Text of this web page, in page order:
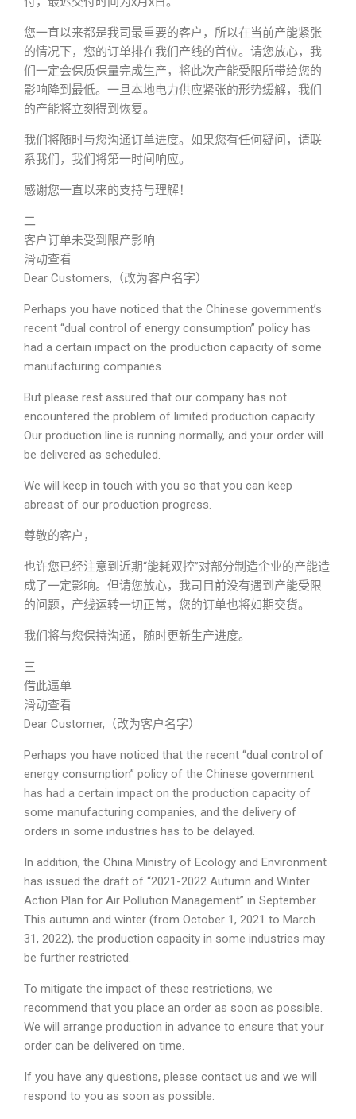
您一直以来都是我司最重要的客户，所以在当前产能紧张
的情况下，您的订单排在我们产线的首位。请您放心，我
们一定会保质保量完成生产，将此次产能受限所带给您的
影响降到最低。一旦本地电力供应紧张的形势缓解，我们
的产能将立刻得到恢复。
我们将随时与您沟通订单进度。如果您有任何疑问，请联
系我们，我们将第一时间响应。
感谢您一直以来的支持与理解！
二
客户订单未受到限产影响
滑动查看
Dear Customers,（改为客户名字）
Perhaps you have noticed that the Chinese government’s
recent “dual control of energy consumption” policy has
had a certain impact on the production capacity of some
manufacturing companies.
But please rest assured that our company has not
encountered the problem of limited production capacity.
Our production line is running normally, and your order will
be delivered as scheduled.
We will keep in touch with you so that you can keep
abreast of our production progress.
尊敬的客户，
也许您已经注意到近期“能耗双控”对部分制造企业的产能造
成了一定影响。但请您放心，我司目前没有遇到产能受限
的问题，产线运转一切正常，您的订单也将如期交货。
我们将与您保持沟通，随时更新生产进度。
三
借此逼单
滑动查看
Dear Customer,（改为客户名字）
Perhaps you have noticed that the recent “dual control of
energy consumption” policy of the Chinese government
has had a certain impact on the production capacity of
some manufacturing companies, and the delivery of
orders in some industries has to be delayed.
In addition, the China Ministry of Ecology and Environment
has issued the draft of “2021-2022 Autumn and Winter
Action Plan for Air Pollution Management” in September.
This autumn and winter (from October 1, 2021 to March
31, 2022), the production capacity in some industries may
be further restricted.
To mitigate the impact of these restrictions, we
recommend that you place an order as soon as possible.
We will arrange production in advance to ensure that your
order can be delivered on time.
If you have any questions, please contact us and we will
respond to you as soon as possible.